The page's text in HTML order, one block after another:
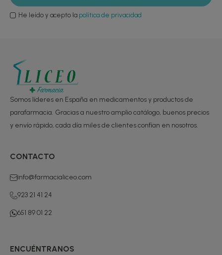
He leído y acepto la política de privacidad
Somos líderes en España en medicamentos y productos de
parafarmacia. Gracias a nuestro amplio catálogo, buenos precios
y envío rápido, cada día miles de clientes confían en nosotros.
CONTACTO
info@farmacialiceo.com
923 21 41 24
651 89 01 22
ENCUÉNTRANOS